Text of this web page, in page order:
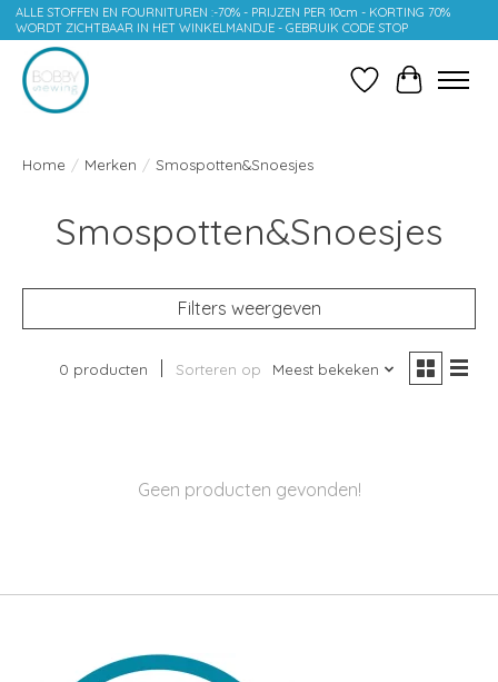
ALLE STOFFEN EN FOURNITUREN :-70% - PRIJZEN PER 10cm - KORTING 70%
WORDT ZICHTBAAR IN HET WINKELMANDJE - GEBRUIK CODE STOP
Verlanglijst
Home / Merken / Smospotten&Snoesjes
Smospotten&Snoesjes
Filters weergeven
0 producten Sorteren op Meest bekeken
Geen producten gevonden!